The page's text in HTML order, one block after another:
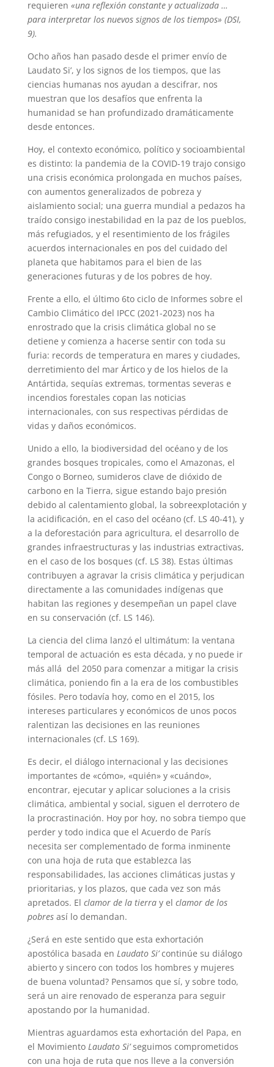
requieren «una reflexión constante y actualizada …
para interpretar los nuevos signos de los tiempos» (DSI,
9).
Ocho años han pasado desde el primer envío de
Laudato Si’, y los signos de los tiempos, que las
ciencias humanas nos ayudan a descifrar, nos
muestran que los desafíos que enfrenta la
humanidad se han profundizado dramáticamente
desde entonces.
Hoy, el contexto económico, político y socioambiental
es distinto: la pandemia de la COVID-19 trajo consigo
una crisis económica prolongada en muchos países,
con aumentos generalizados de pobreza y
aislamiento social; una guerra mundial a pedazos ha
traído consigo inestabilidad en la paz de los pueblos,
más refugiados, y el resentimiento de los frágiles
acuerdos internacionales en pos del cuidado del
planeta que habitamos para el bien de las
generaciones futuras y de los pobres de hoy.
Frente a ello, el último 6to ciclo de Informes sobre el
Cambio Climático del IPCC (2021-2023) nos ha
enrostrado que la crisis climática global no se
detiene y comienza a hacerse sentir con toda su
furia: records de temperatura en mares y ciudades,
derretimiento del mar Ártico y de los hielos de la
Antártida, sequías extremas, tormentas severas e
incendios forestales copan las noticias
internacionales, con sus respectivas pérdidas de
vidas y daños económicos.
Unido a ello, la biodiversidad del océano y de los
grandes bosques tropicales, como el Amazonas, el
Congo o Borneo, sumideros clave de dióxido de
carbono en la Tierra, sigue estando bajo presión
debido al calentamiento global, la sobreexplotación y
la acidificación, en el caso del océano (cf. LS 40-41), y
a la deforestación para agricultura, el desarrollo de
grandes infraestructuras y las industrias extractivas,
en el caso de los bosques (cf. LS 38). Estas últimas
contribuyen a agravar la crisis climática y perjudican
directamente a las comunidades indígenas que
habitan las regiones y desempeñan un papel clave
en su conservación (cf. LS 146).
La ciencia del clima lanzó el ultimátum: la ventana
temporal de actuación es esta década, y no puede ir
más allá del 2050 para comenzar a mitigar la crisis
climática, poniendo fin a la era de los combustibles
fósiles. Pero todavía hoy, como en el 2015, los
intereses particulares y económicos de unos pocos
ralentizan las decisiones en las reuniones
internacionales (cf. LS 169).
Es decir, el diálogo internacional y las decisiones
importantes de «cómo», «quién» y «cuándo»,
encontrar, ejecutar y aplicar soluciones a la crisis
climática, ambiental y social, siguen el derrotero de
la procrastinación. Hoy por hoy, no sobra tiempo que
perder y todo indica que el Acuerdo de París
necesita ser complementado de forma inminente
con una hoja de ruta que establezca las
responsabilidades, las acciones climáticas justas y
prioritarias, y los plazos, que cada vez son más
apretados. El clamor de la tierray el clamor de los
pobresasí lo demandan.
¿Será en este sentido que esta exhortación
apostólica basada en Laudato Si’continúe su diálogo
abierto y sincero con todos los hombres y mujeres
de buena voluntad? Pensamos que sí, y sobre todo,
será un aire renovado de esperanza para seguir
apostando por la humanidad.
Mientras aguardamos esta exhortación del Papa, en
el Movimiento Laudato Si’seguimos comprometidos
con una hoja de ruta que nos lleve a la conversión